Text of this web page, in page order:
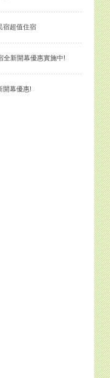
宿超值住宿
全新開幕優惠實施中!
開幕優惠!